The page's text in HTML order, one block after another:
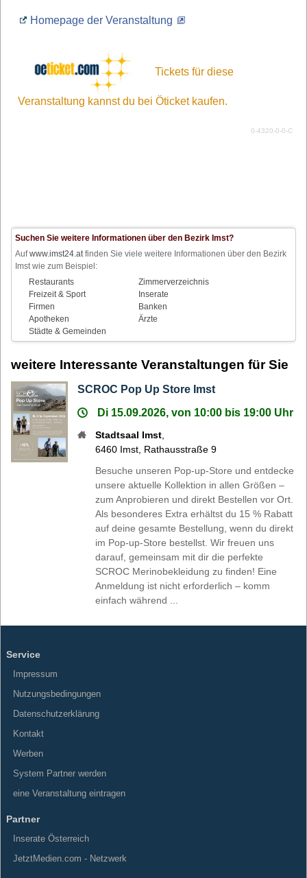
Homepage der Veranstaltung
Tickets für diese
Veranstaltung kannst du bei Öticket kaufen.
0-4320-0-0-C
Suchen Sie weitere Informationen über den Bezirk Imst?
Aufwww.imst24.atfinden Sie viele weitere Informationen über den Bezirk
Imst wie zum Beispiel:
Restaurants
Zimmerverzeichnis
Freizeit & Sport
Inserate
Firmen
Banken
Apotheken
Ärzte
Städte & Gemeinden
weitere Interessante Veranstaltungen für Sie
SCROC Pop Up Store Imst
Di 15.09.2026, von 10:00 bis 19:00 Uhr
Stadtsaal Imst,
6460 Imst, Rathausstraße 9
Besuche unseren Pop-up-Store und entdecke
unsere aktuelle Kollektion in allen Größen –
zum Anprobieren und direkt Bestellen vor Ort.
Als besonderes Extra erhältst du 15 % Rabatt
auf deine gesamte Bestellung, wenn du direkt
im Pop-up-Store bestellst. Wir freuen uns
darauf, gemeinsam mit dir die perfekte
SCROC Merinobekleidung zu finden! Eine
Anmeldung ist nicht erforderlich – komm
einfach während ...
Service
Impressum
Nutzungsbedingungen
Datenschutzerklärung
Kontakt
Werben
System Partner werden
eine Veranstaltung eintragen
Partner
Inserate Österreich
JetztMedien.com - Netzwerk